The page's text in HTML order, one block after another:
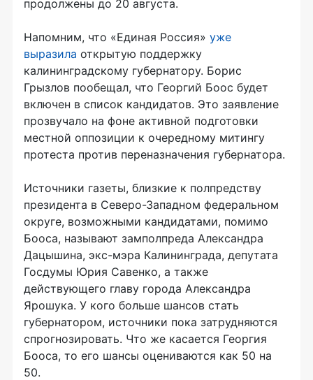
продолжены до 20 августа.
Напомним, что «Единая Россия» уже
выразила открытую поддержку
калининградскому губернатору. Борис
Грызлов пообещал, что Георгий Боос будет
включен в список кандидатов. Это заявление
прозвучало на фоне активной подготовки
местной оппозиции к очередному митингу
протеста против переназначения губернатора.
Источники газеты, близкие к полпредству
президента в Северо-Западном федеральном
округе, возможными кандидатами, помимо
Бооса, называют замполпреда Александра
Дацышина, экс-мэра Калининграда, депутата
Госдумы Юрия Савенко, а также
действующего главу города Александра
Ярошука. У кого больше шансов стать
губернатором, источники пока затрудняются
спрогнозировать. Что же касается Георгия
Бооса, то его шансы оцениваются как 50 на
50.